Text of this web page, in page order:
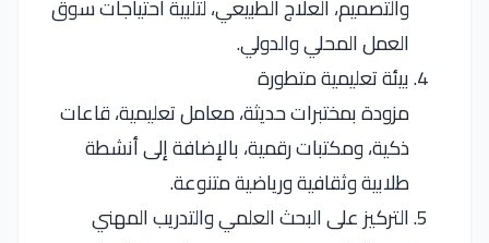
والتصميم، العلاج الطبيعي، لتلبية احتياجات سوق
العمل المحلي والدولي.
بيئة تعليمية متطورة
مزودة بمختبرات حديثة، معامل تعليمية، قاعات
ذكية، ومكتبات رقمية، بالإضافة إلى أنشطة
طلابية وثقافية ورياضية متنوعة.
التركيز على البحث العلمي والتدريب المهني